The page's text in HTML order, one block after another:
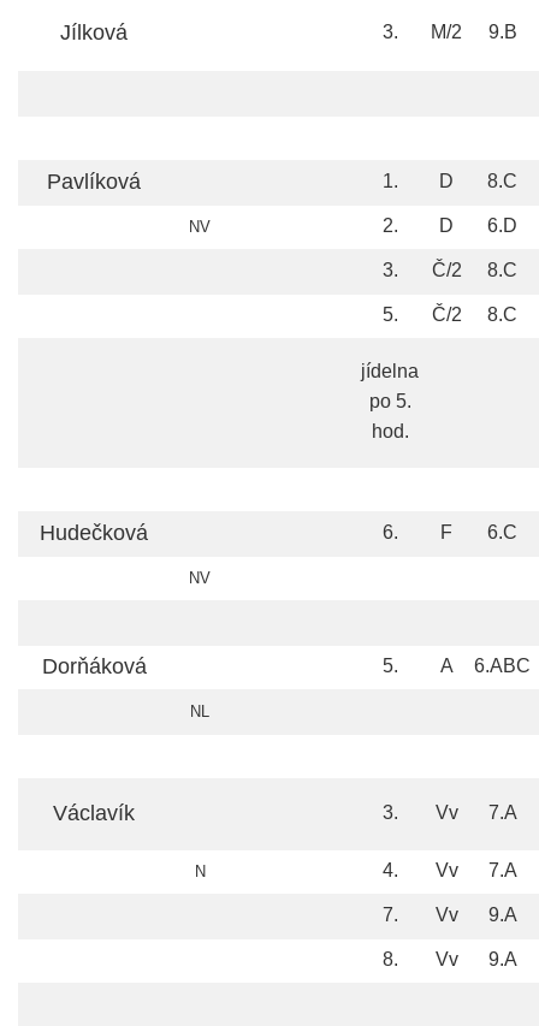
Jílková 3. M/2 9.B
Pavlíková 1. D 8.C
NV 2. D 6.D
3. Č/2 8.C
5. Č/2 8.C
jídelna
po 5.
hod.
Hudečková 6. F 6.C
NV
Dorňáková 5. A 6.ABC
NL
Václavík 3. Vv 7.A
N 4. Vv 7.A
7. Vv 9.A
8. Vv 9.A